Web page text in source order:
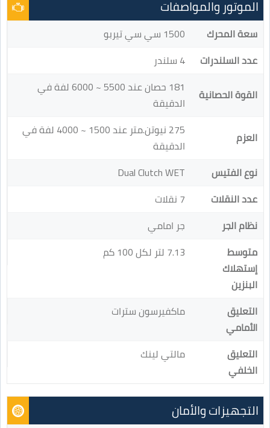
الموتور والمواصفات
سعة المحرك
1500 سي سي تيربو
عدد السلندرات
4 سلندر
القوة الحصانية
181 حصان عند 5500 ~ 6000 لفة في
الدقيقة
العزم
275 نيوتن.متر عند 1500 ~ 4000 لفة في
الدقيقة
نوع الفتيس
Dual Clutch WET
عدد النقلات
7 نقلات
نظام الجر
جر امامي
متوسط
إستهلاك
البنزين
7.13 لتر لكل 100 كم
التعليق
الأمامي
ماكفيرسون سترات
التعليق
الخلفي
مالتي لينك
التجهيزات والأمان